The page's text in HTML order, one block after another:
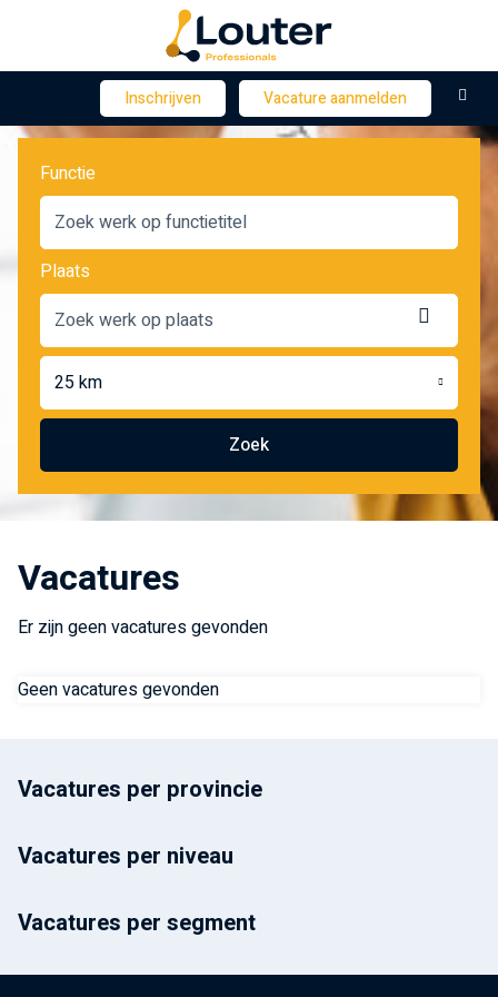
Inschrijven Vacature aanmelden
Functie
Plaats
ophalen
25 km
Zoek
Vacatures
Er zijn geen vacatures gevonden
Geen vacatures gevonden
Vacatures per provincie
Vacatures per niveau
Vacatures per segment